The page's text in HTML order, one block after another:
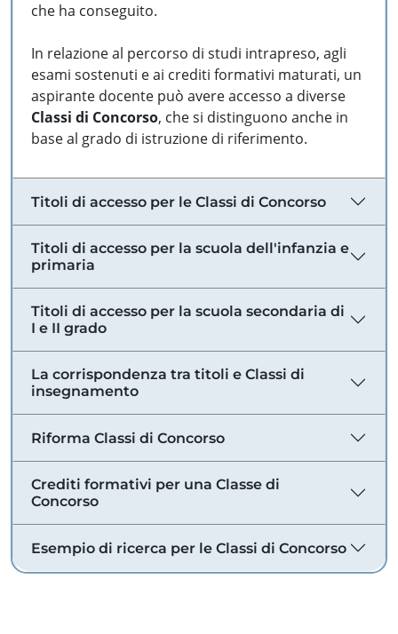
che ha conseguito.
In relazione al percorso di studi intrapreso, agli
esami sostenuti e ai crediti formativi maturati, un
aspirante docente può avere accesso a diverse
Classi di Concorso, che si distinguono anche in
base al grado di istruzione di riferimento.
Titoli di accesso per le Classi di Concorso
Titoli di accesso per la scuola dell'infanzia e
primaria
Titoli di accesso per la scuola secondaria di
I e II grado
La corrispondenza tra titoli e Classi di
insegnamento
Riforma Classi di Concorso
Crediti formativi per una Classe di
Concorso
Esempio di ricerca per le Classi di Concorso